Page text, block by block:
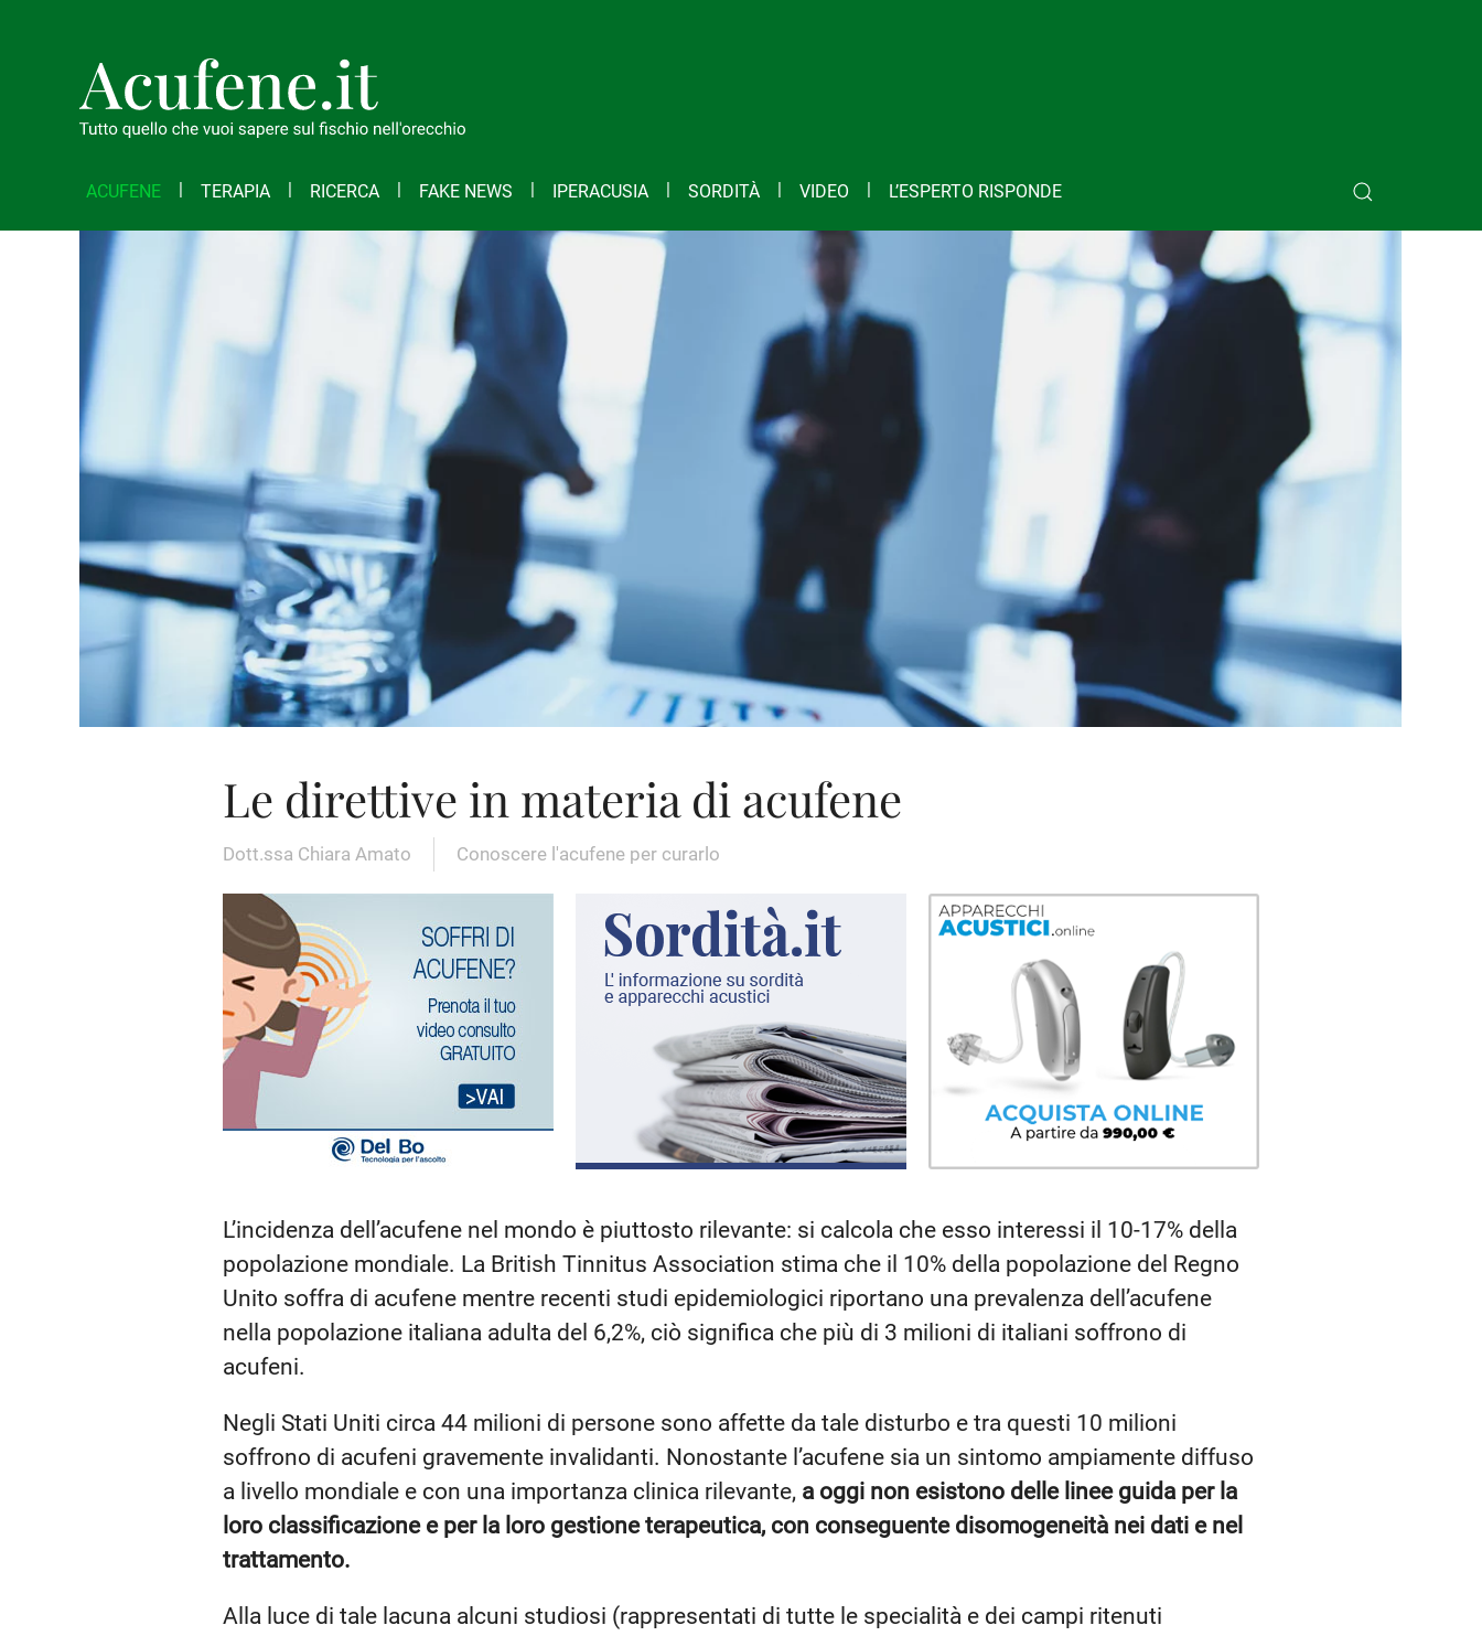
ACUFENE TERAPIA RICERCA FAKE NEWS IPERACUSIA SORDITÀ VIDEO L’ESPERTO RISPONDE
Le direttive in materia di acufene
Dott.ssa Chiara Amato Conoscere l'acufene per curarlo
L’incidenza dell’acufene nel mondo è piuttosto rilevante: si calcola che esso interessi il 10-17% della
popolazione mondiale. La British Tinnitus Association stima che il 10% della popolazione del Regno
Unito soffra di acufene mentre recenti studi epidemiologici riportano una prevalenza dell’acufene
nella popolazione italiana adulta del 6,2%, ciò significa che più di 3 milioni di italiani soffrono di
acufeni.
Negli Stati Uniti circa 44 milioni di persone sono affette da tale disturbo e tra questi 10 milioni
soffrono di acufeni gravemente invalidanti. Nonostante l’acufene sia un sintomo ampiamente diffuso
a livello mondiale e con una importanza clinica rilevante, a oggi non esistono delle linee guida per la
loro classificazione e per la loro gestione terapeutica, con conseguente disomogeneità nei dati e nel
trattamento.
Alla luce di tale lacuna alcuni studiosi (rappresentati di tutte le specialità e dei campi ritenuti